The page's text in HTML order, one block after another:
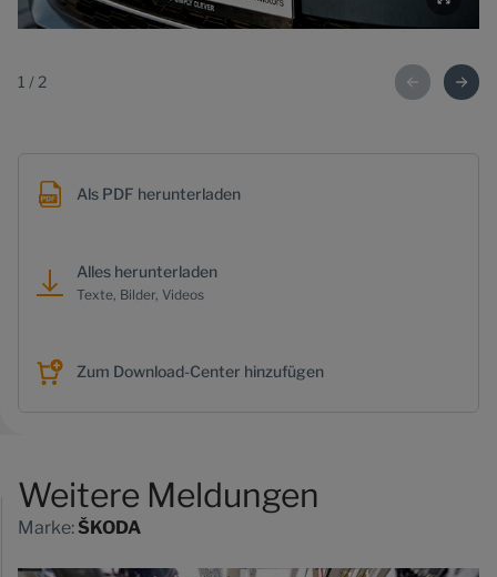
1 / 2
Als PDF herunterladen
Alles herunterladen
Texte, Bilder, Videos
Zum Download-Center hinzufügen
Weitere Meldungen
Marke: ŠKODA